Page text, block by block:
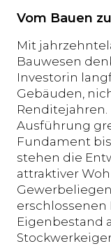
Vom Bauen
Mit
Bauwesen
Investorin
Gebäuden,
Ausführung
Fundament
stehen die
attraktiver
erschlossenen
Eigenbestand